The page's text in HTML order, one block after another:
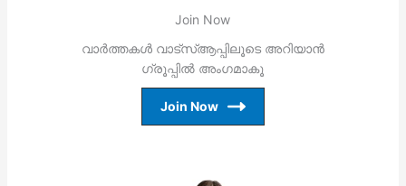
Join Now
വാര്‍ത്തകള്‍ വാട്‌സ്ആപ്പിലൂടെ അറിയാന്‍
ഗ്രൂപ്പില്‍ അംഗമാകൂ
Join Now